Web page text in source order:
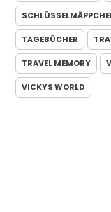
TAGEBÜCHER
TRAVEL MEMORY
VICKYS WORLD